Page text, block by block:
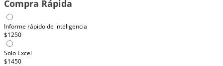
Compra Rápida
Informe rápido de inteligencia
$1250
Solo Excel
$1450